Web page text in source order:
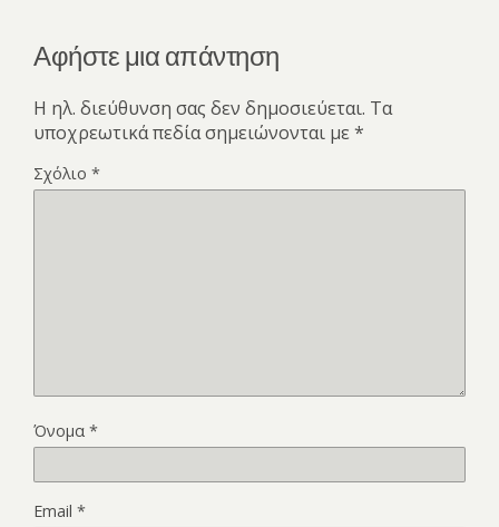
Αφήστε μια απάντηση
Η ηλ. διεύθυνση σας δεν δημοσιεύεται. Τα
υποχρεωτικά πεδία σημειώνονται με *
Σχόλιο *
Όνομα *
Email *